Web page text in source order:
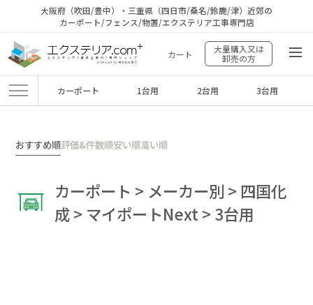
大阪府（吹田/豊中）・三重県（四日市/桑名/鈴鹿/津）近郊の
カーポート/フェンス/物置/エクステリア工事専門店
カート
大量購入又は
卸売の方
カーポート 1台用 2台用 3台用
おすすめ順評価&件数順安い順高い順
カーポート > メーカー別 > 四国化
成 > マイポートNext > 3台用